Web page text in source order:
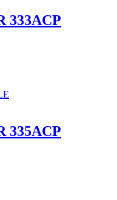
333ACP
335ACP